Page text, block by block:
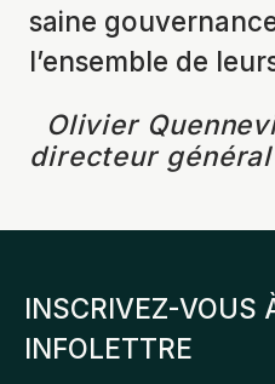
saine
l’ensemble de
Olivier
directeur général
INSCRIVEZ-VOUS
INFOLETTRE